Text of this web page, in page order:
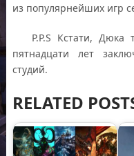
из популярнейших игр
P.P.S Кстати, Дюка
пятнадцати лет
студий.
RELATED